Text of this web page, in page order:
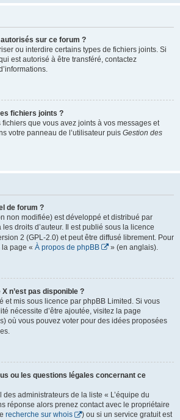
sur ce forum ?
ou interdire certains types de fichiers joints. Si
est autorisé à être transféré, contactez
fichiers joints ?
que vous avez joints à vos messages et
votre panneau de l’utilisateur puis Gestion des
de forum ?
non modifiée) est développé et distribué par
les droits d’auteur. Il est publié sous la licence
2 (GPL-2.0) et peut être diffusé librement. Pour
la page « À propos de phpBB » (en anglais).
n’est pas disponible ?
et mis sous licence par phpBB Limited. Si vous
nécessite d’être ajoutée, visitez la page
où vous pouvez voter pour des idées proposées
ou les questions légales concernant ce
des administrateurs de la liste « L’équipe du
réponse alors prenez contact avec le propriétaire
recherche sur whois
) ou si un service gratuit est